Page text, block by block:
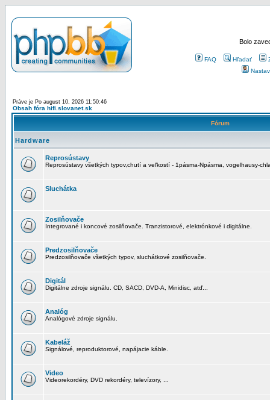
Bolo
FAQ Hľadať
Práve je Po august 10, 2026 11:50:46
Obsah fóra hifi.slovanet.sk
Fórum
Hardware
Reprosústavy
Reprosústavy všetkých typov,chutí a veľkostí - 1pásma-Npásma, vogelhausy-
Sluchátka
Zosilňovače
Integrované i koncové zosilňovače. Tranzistorové, elektrónkové i digitálne.
Predzosilňovače
Predzosilňovače všetkých typov, sluchátkové zosilňovače.
Digitál
Digitálne zdroje signálu. CD, SACD, DVD-A, Minidisc, atď...
Analóg
Analógové zdroje signálu.
Kabeláž
Signálové, reproduktorové, napájacie káble.
Video
Videorekordéry, DVD rekordéry, televízory, ...